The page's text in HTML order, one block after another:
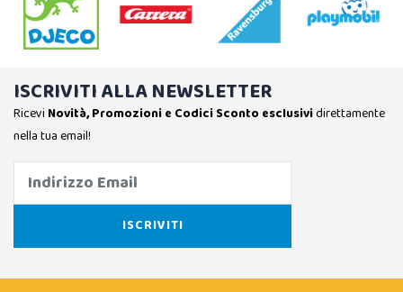
ISCRIVITI ALLA NEWSLETTER
Ricevi Novità, Promozioni e Codici Sconto esclusividirettamente
nella tua email!